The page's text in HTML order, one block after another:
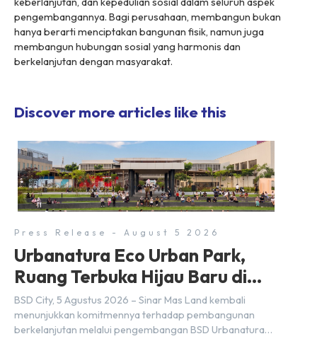
pengembangannya. Bagi perusahaan, membangun bukan
hanya berarti menciptakan bangunan fisik, namun juga
membangun hubungan sosial yang harmonis dan
berkelanjutan dengan masyarakat.
Discover more articles like this
Press Release - August 5 2026
Urbanatura Eco Urban Park,
Ruang Terbuka Hijau Baru di
BSD City
BSD City, 5 Agustus 2026 – Sinar Mas Land kembali
menunjukkan komitmennya terhadap pembangunan
berkelanjutan melalui pengembangan BSD Urbanatura